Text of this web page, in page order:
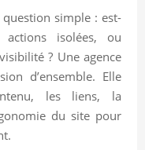
simple : est-
isolées, ou
? Une agence
d’ensemble. Elle
les liens, la
du site pour